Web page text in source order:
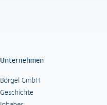
Unternehmen
Börgel GmbH
Geschichte